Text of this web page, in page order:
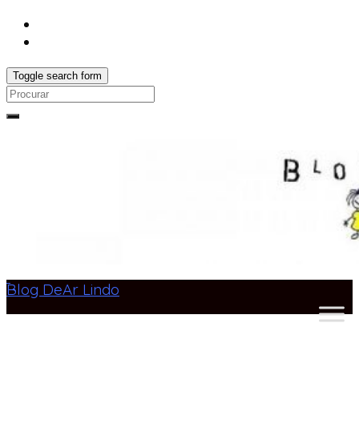
Toggle search form
Search
Blog DeAr Lindo